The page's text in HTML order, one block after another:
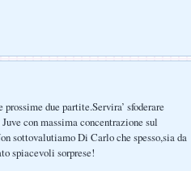
due partite.Servira’ sfoderare
con massima concentrazione sul
sottovalutiamo Di Carlo che spesso,sia da
spiacevoli sorprese!